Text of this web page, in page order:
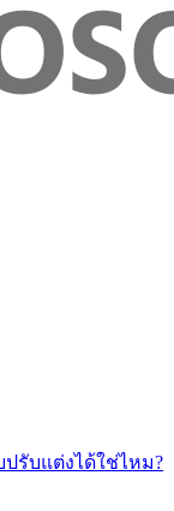
รับแต่งได้ใช่ไหม?